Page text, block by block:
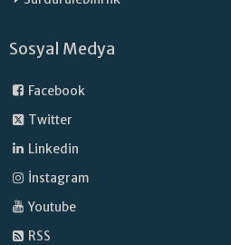
Sosyal Medya
Facebook
Twitter
Linkedin
İnstagram
Youtube
RSS